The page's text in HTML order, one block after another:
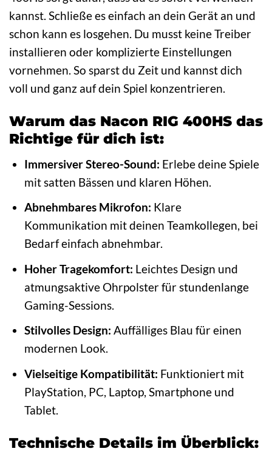
kannst. Schließe es einfach an dein Gerät an und
schon kann es losgehen. Du musst keine Treiber
installieren oder komplizierte Einstellungen
vornehmen. So sparst du Zeit und kannst dich
voll und ganz auf dein Spiel konzentrieren.
Warum das Nacon RIG 400HS das
Richtige für dich ist:
Immersiver Stereo-Sound: Erlebe deine Spiele
mit satten Bässen und klaren Höhen.
Abnehmbares Mikrofon: Klare
Kommunikation mit deinen Teamkollegen, bei
Bedarf einfach abnehmbar.
Hoher Tragekomfort: Leichtes Design und
atmungsaktive Ohrpolster für stundenlange
Gaming-Sessions.
Stilvolles Design: Auffälliges Blau für einen
modernen Look.
Vielseitige Kompatibilität: Funktioniert mit
PlayStation, PC, Laptop, Smartphone und
Tablet.
Technische Details im Überblick: